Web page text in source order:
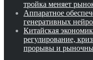
тройка меняет
Аппаратное
генеративных
Китайская
регулирование,
прорывы и